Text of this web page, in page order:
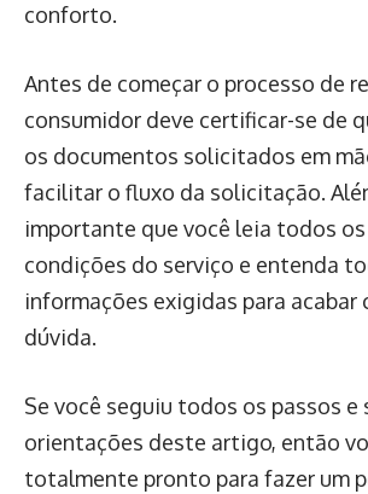
conforto.
Antes de começar o processo de
consumidor deve certificar-se de
os documentos solicitados em
facilitar o fluxo da solicitação.
importante que você leia todos
condições do serviço e entenda
informações exigidas para acabar
dúvida.
Se você seguiu todos os passos e
orientações deste artigo, então
totalmente pronto para fazer um